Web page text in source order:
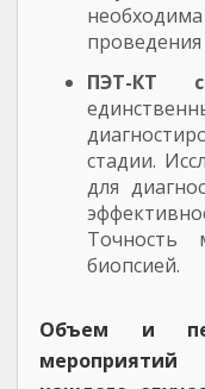
ПЭТ-КТ
стадии.
для
Точность
биопсией.
Объем и